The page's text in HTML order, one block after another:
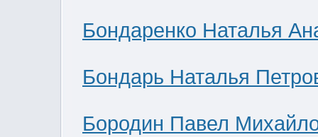
Бондаренко Наталья
Бондарь Наталья
Бородин Павел